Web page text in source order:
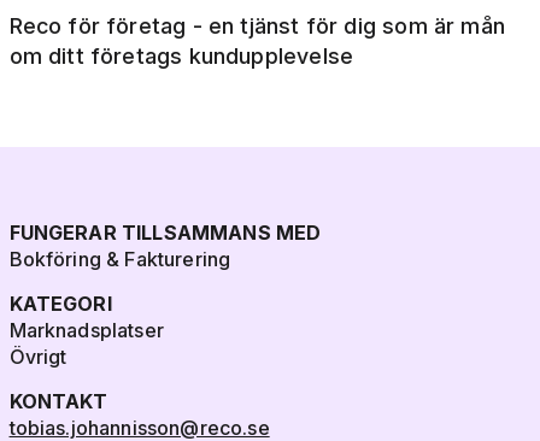
Reco för företag - en tjänst för dig som är mån
om ditt företags kundupplevelse
FUNGERAR TILLSAMMANS MED
Bokföring & Fakturering
KATEGORI
Marknadsplatser
Övrigt
KONTAKT
tobias.johannisson@reco.se